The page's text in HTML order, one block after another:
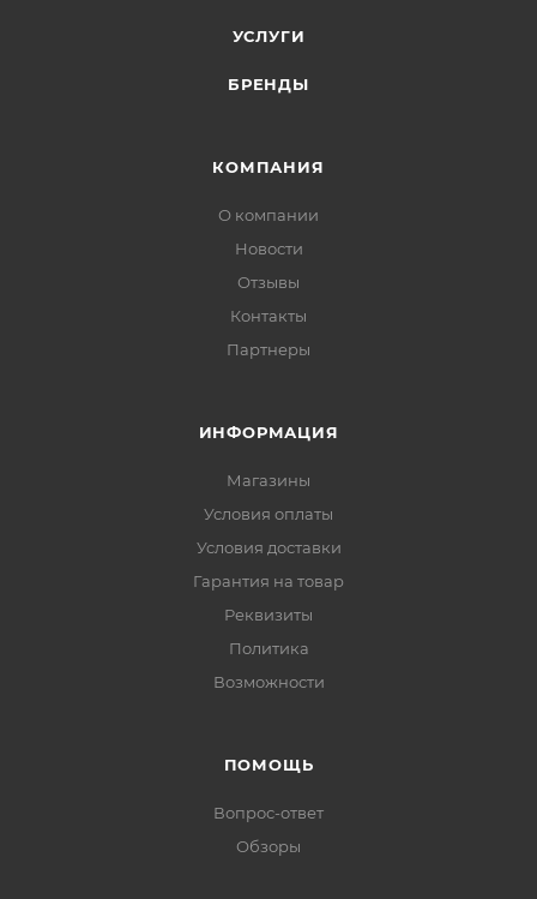
УСЛУГИ
БРЕНДЫ
КОМПАНИЯ
О компании
Новости
Отзывы
Контакты
Партнеры
ИНФОРМАЦИЯ
Магазины
Условия оплаты
Условия доставки
Гарантия на товар
Реквизиты
Политика
Возможности
ПОМОЩЬ
Вопрос-ответ
Обзоры